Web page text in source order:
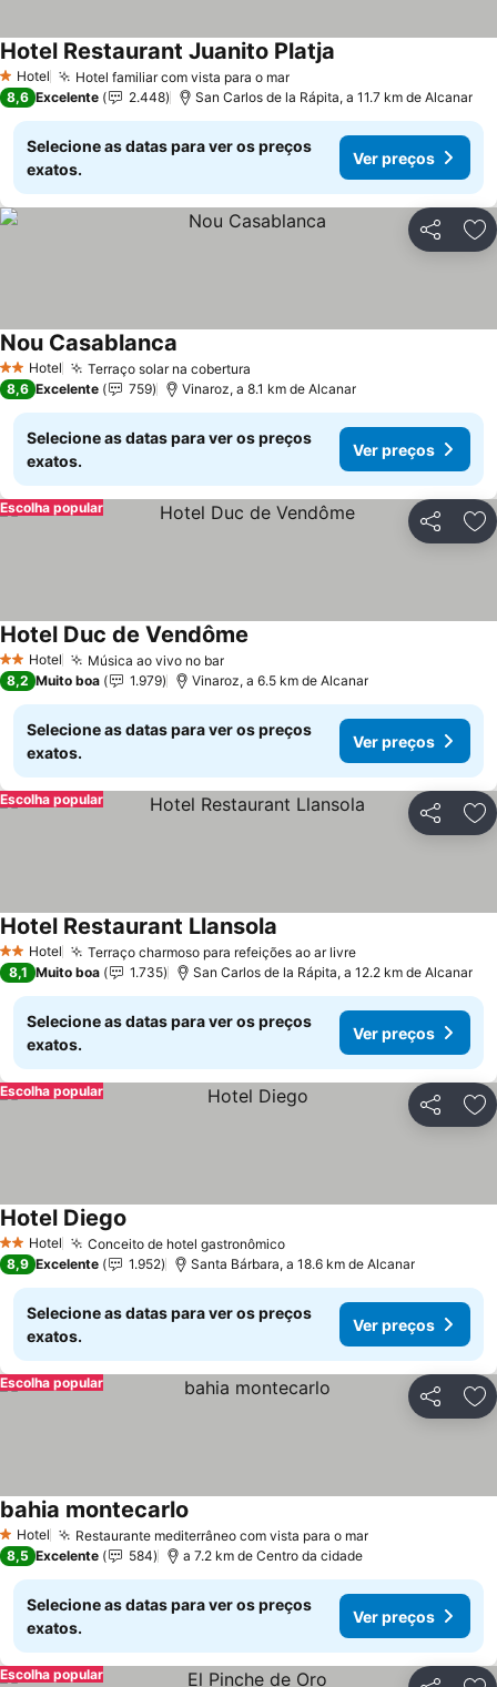
1 Estrelas
Hotel Hotel familiar com vista para o mar
Hotel Restaurant Juanito Platja
8,6 Excelente 2.448 San Carlos de la Rápita, a 11.7 km de Alcanar
Selecione as datas para ver os preços
exatos.
Ver preços
Partilhar
2 Estrelas
Hotel Terraço solar na cobertura
Nou Casablanca
8,6 Excelente 759 Vinaroz, a 8.1 km de Alcanar
Selecione as datas para ver os preços
exatos.
Ver preços
Partilhar
Escolha popular
2 Estrelas
Hotel Música ao vivo no bar
Hotel Duc de Vendôme
8,2 Muito boa 1.979 Vinaroz, a 6.5 km de Alcanar
Selecione as datas para ver os preços
exatos.
Ver preços
Partilhar
Escolha popular
2 Estrelas
Hotel Terraço charmoso para refeições ao ar livre
Hotel Restaurant Llansola
8,1 Muito boa 1.735 San Carlos de la Rápita, a 12.2 km de Alcanar
Selecione as datas para ver os preços
exatos.
Ver preços
Partilhar
Escolha popular
2 Estrelas
Hotel Conceito de hotel gastronômico
Hotel Diego
8,9 Excelente 1.952 Santa Bárbara, a 18.6 km de Alcanar
Selecione as datas para ver os preços
exatos.
Ver preços
Partilhar
Escolha popular
1 Estrelas
Hotel Restaurante mediterrâneo com vista para o mar
bahia montecarlo
8,5 Excelente 584 a 7.2 km de Centro da cidade
Selecione as datas para ver os preços
exatos.
Ver preços
Escolha popular